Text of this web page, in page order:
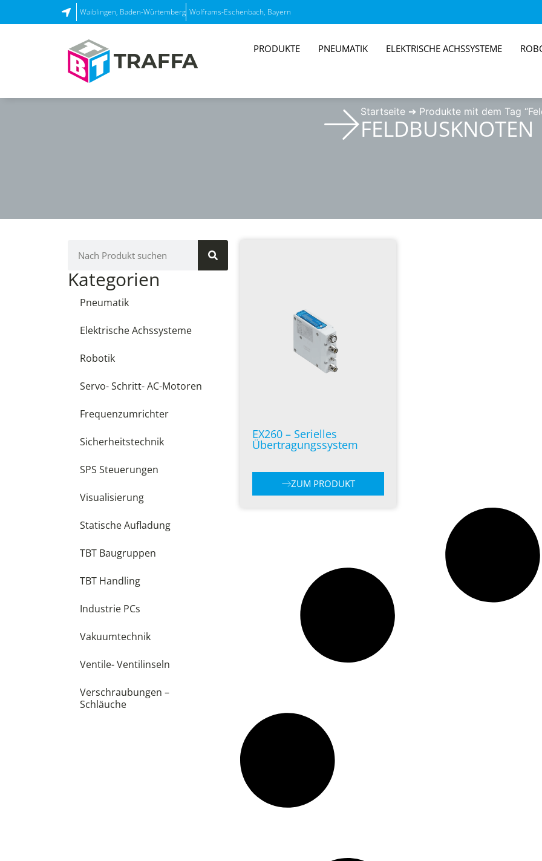
Waiblingen, Baden-Würtemberg Wolframs-Eschenbach, Bayern
PRODUKTE PNEUMATIK ELEKTRISCHE ACHSSYSTEME
Startseite➔ Produkte mit dem Tag
FELDBUSKNOTEN
Kategorien
Pneumatik
Elektrische Achssysteme
Robotik
Servo- Schritt- AC-Motoren
Frequenzumrichter
Sicherheitstechnik
SPS Steuerungen
Visualisierung
Statische Aufladung
TBT Baugruppen
TBT Handling
Industrie PCs
Vakuumtechnik
Ventile- Ventilinseln
Verschraubungen –
Schläuche
EX260 – Serielles
Übertragungssystem
ZUM PRODUKT